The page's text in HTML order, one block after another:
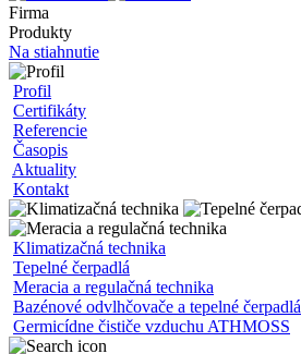
Firma
Produkty
Na stiahnutie
Profil
Certifikáty
Referencie
Časopis
Aktuality
Kontakt
Klimatizačná technika
Tepelné čerpadlá
Meracia a regulačná technika
Bazénové odvlhčovače a tepelné čerpadlá
Germicídne čističe vzduchu ATHMOSS